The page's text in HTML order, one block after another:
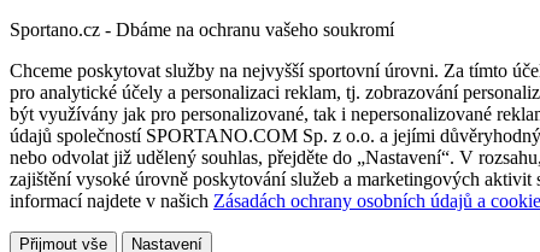
Sportano.cz - Dbáme na ochranu vašeho soukromí
Chceme poskytovat služby na nejvyšší sportovní úrovni. Za tímto
pro analytické účely a personalizaci reklam, tj. zobrazování
být využívány jak pro personalizované, tak i nepersonalizované
údajů společností SPORTANO.COM Sp. z o.o. a jejími
nebo odvolat již udělený souhlas, přejděte do „Nastavení“. V
zajištění vysoké úrovně poskytování služeb a marketingových
informací najdete v našich Zásadách ochrany osobních údajů a
Přijmout vše Nastavení